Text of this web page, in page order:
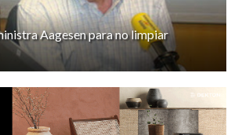
Aagesen para no limpiar